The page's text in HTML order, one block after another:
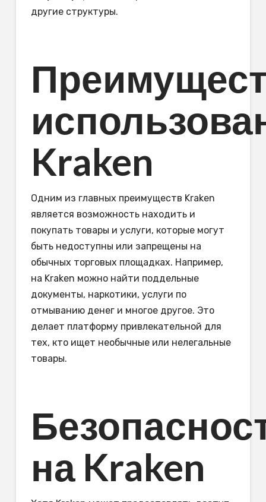
другие структуры.
Kraken
Одним из главных преимуществ Kraken
является возможность находить и
покупать товары и услуги, которые могут
быть недоступны или запрещены на
обычных торговых площадках. Например,
на Kraken можно найти поддельные
документы, наркотики, услуги по
отмыванию денег и многое другое. Это
делает платформу привлекательной для
тех, кто ищет необычные или нелегальные
товары.
на Kraken